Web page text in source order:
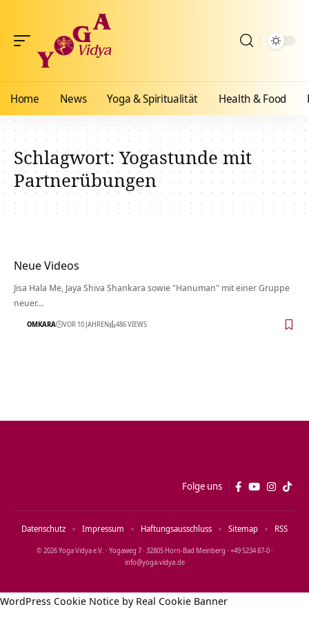
Home News Yoga & Spiritualität Health & Food
Schlagwort:Yogastunde mit
Partnerübungen
Neue Videos
Jisa Hala Me, Jaya Shiva Shankara sowie "Hanuman" mit einer Gruppe
neuer…
OMKARA VOR 10 JAHREN 486 VIEWS
Folge uns
© 2026 Yoga Vidya e.V. · Yogaweg 7 · 32805 Horn‑Bad Meinberg · +49 5234 87‑0 ·
info@yoga‑vidya.de
Datenschutz Impressum Haftungsausschluss Sitemap RSS
WordPress Cookie Notice by Real Cookie Banner